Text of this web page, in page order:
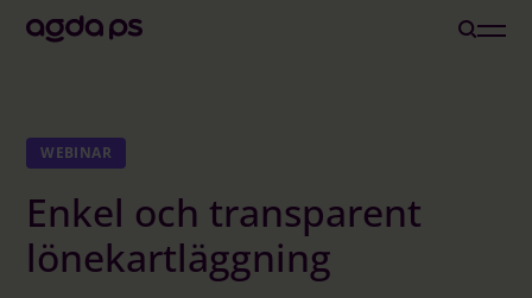
Lösningar
Branscher och Roller
Löneoutsourcing
WEBINAR
Enkel och transparent
lönekartläggning